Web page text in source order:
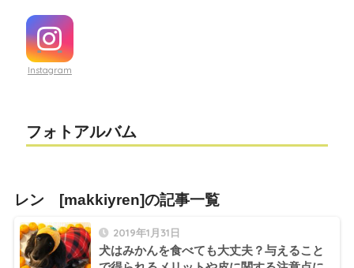
Instagram
フォトアルバム
レン [makkiyren]の記事一覧
2019年1月31日
犬はみかんを食べても大丈夫？与えること